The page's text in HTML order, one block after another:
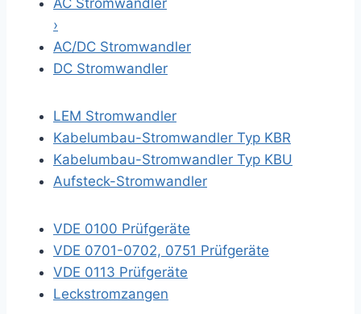
AC Stromwandler
›
AC/DC Stromwandler
DC Stromwandler
LEM Stromwandler
Kabelumbau-Stromwandler Typ KBR
Kabelumbau-Stromwandler Typ KBU
Aufsteck-Stromwandler
VDE 0100 Prüfgeräte
VDE 0701-0702, 0751 Prüfgeräte
VDE 0113 Prüfgeräte
Leckstromzangen